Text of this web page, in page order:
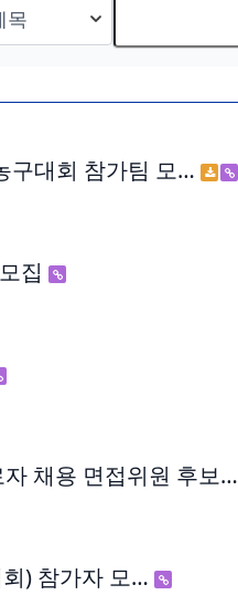
구대회 참가팀 모…
집
채용 면접위원 후보…
) 참가자 모…